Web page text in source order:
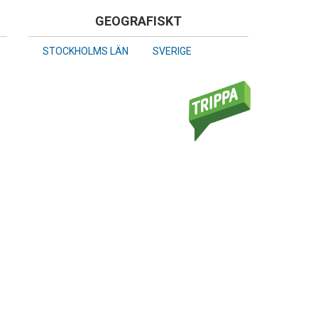
GEOGRAFISKT
STOCKHOLMS LÄN SVERIGE